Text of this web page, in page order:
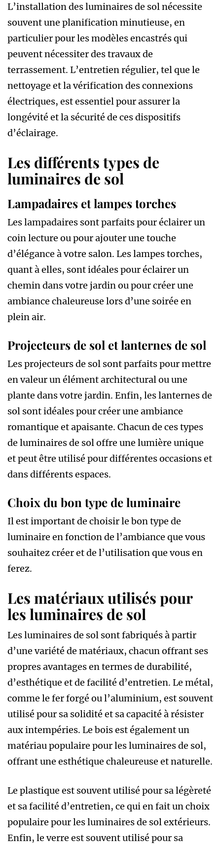
L’installation des luminaires de sol nécessite
souvent une planification minutieuse, en
particulier pour les modèles encastrés qui
peuvent nécessiter des travaux de
terrassement. L’entretien régulier, tel que le
nettoyage et la vérification des connexions
électriques, est essentiel pour assurer la
longévité et la sécurité de ces dispositifs
d’éclairage.
Les différents types de
luminaires de sol
Lampadaires et lampes torches
Les lampadaires sont parfaits pour éclairer un
coin lecture ou pour ajouter une touche
d’élégance à votre salon. Les lampes torches,
quant à elles, sont idéales pour éclairer un
chemin dans votre jardin ou pour créer une
ambiance chaleureuse lors d’une soirée en
plein air.
Projecteurs de sol et lanternes de sol
Les projecteurs de sol sont parfaits pour mettre
en valeur un élément architectural ou une
plante dans votre jardin. Enfin, les lanternes de
sol sont idéales pour créer une ambiance
romantique et apaisante. Chacun de ces types
de luminaires de sol offre une lumière unique
et peut être utilisé pour différentes occasions et
dans différents espaces.
Choix du bon type de luminaire
Il est important de choisir le bon type de
luminaire en fonction de l’ambiance que vous
souhaitez créer et de l’utilisation que vous en
ferez.
Les matériaux utilisés pour
les luminaires de sol
Les luminaires de sol sont fabriqués à partir
d’une variété de matériaux, chacun offrant ses
propres avantages en termes de durabilité,
d’esthétique et de facilité d’entretien. Le métal,
comme le fer forgé ou l’aluminium, est souvent
utilisé pour sa solidité et sa capacité à résister
aux intempéries. Le bois est également un
matériau populaire pour les luminaires de sol,
offrant une esthétique chaleureuse et naturelle.
Le plastique est souvent utilisé pour sa légèreté
et sa facilité d’entretien, ce qui en fait un choix
populaire pour les luminaires de sol extérieurs.
Enfin, le verre est souvent utilisé pour sa